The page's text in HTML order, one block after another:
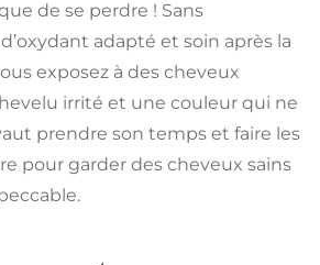
de se perdre ! Sans
adapté et soin après la
exposez à des cheveux
irrité et une couleur qui ne
prendre son temps et faire les
pour garder des cheveux sains